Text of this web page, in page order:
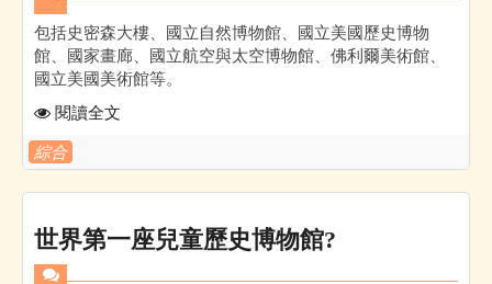
包括史密森大樓、國立自然博物館、國立美國歷史博物
館、國家畫廊、國立航空與太空博物館、佛利爾美術館、
國立美國美術館等。
閱讀全文
綜合
世界第一座兒童歷史博物館?